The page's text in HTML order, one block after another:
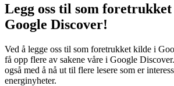
Legg oss til som
Google Discover!
Ved å legge oss til som foretrukket kilde i
få opp flere av sakene våre i Google
også med å nå ut til flere lesere som er
energinyheter.